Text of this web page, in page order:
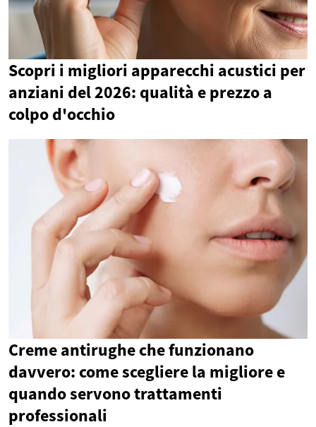
Scopri i migliori apparecchi acustici per
anziani del 2026: qualità e prezzo a
colpo d'occhio
Creme antirughe che funzionano
davvero: come scegliere la migliore e
quando servono trattamenti
professionali